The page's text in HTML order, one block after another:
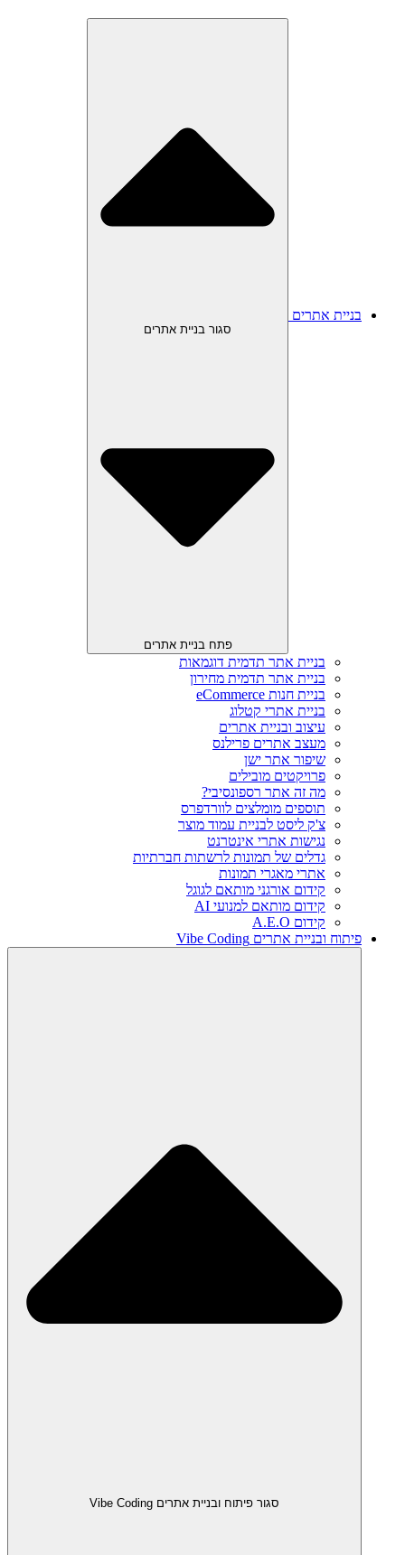
בניית אתרים
סגור בניית אתרים
פתח בניית אתרים
בניית אתר תדמית דוגמאות
בניית אתר תדמית מחירון
בניית חנות eCommerce
בניית אתרי קטלוג
עיצוב ובניית אתרים
מעצב אתרים פרילנס
שיפור אתר ישן
פרויקטים מובילים
מה זה אתר רספונסיבי?
תוספים מומלצים לוורדפרס
צ'ק ליסט לבניית עמוד מוצר
נגישות אתרי אינטרנט
גדלים של תמונות לרשתות חברתיות
אתרי מאגרי תמונות
קידום אורגני מותאם לגוגל
קידום מותאם למנועי AI
קידום A.E.O
פיתוח ובניית אתרים Vibe Coding
סגור פיתוח ובניית אתרים Vibe Coding